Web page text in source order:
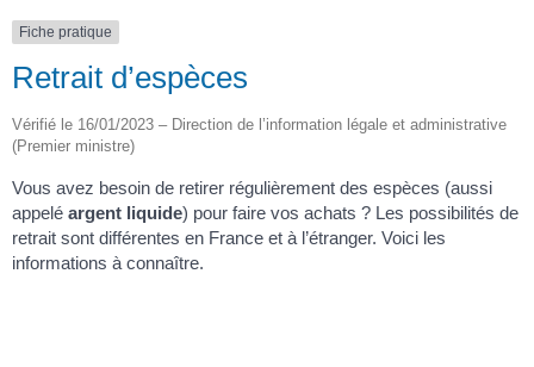
Fiche pratique
Retrait d’espèces
Vérifié le 16/01/2023 – Direction de l’information légale et administrative
(Premier ministre)
Vous avez besoin de retirer régulièrement des espèces (aussi
appelé argent liquide) pour faire vos achats ? Les possibilités de
retrait sont différentes en France et à l’étranger. Voici les
informations à connaître.